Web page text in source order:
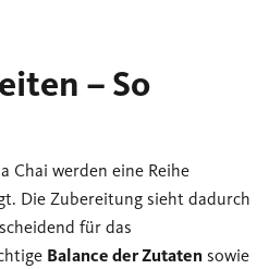
– So
Chai werden eine Reihe
Die Zubereitung sieht dadurch
für das
Balance der Zutaten sowie